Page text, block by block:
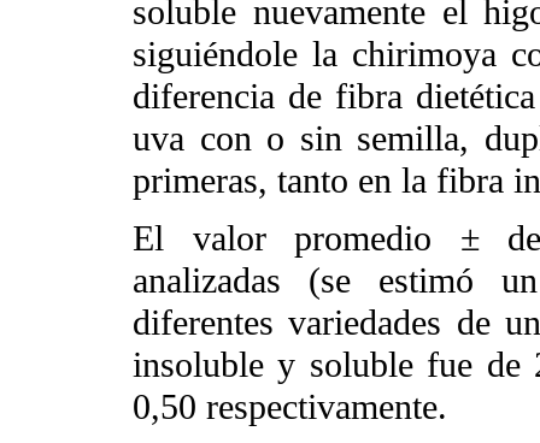
soluble nuevamente el
siguiéndole la chirimoya
diferencia de fibra
uva con o sin semilla,
primeras, tanto en la fibra
El valor promedio ±
analizadas (se estimó
diferentes variedades de
insoluble y soluble fue
0,50 respectivamente.